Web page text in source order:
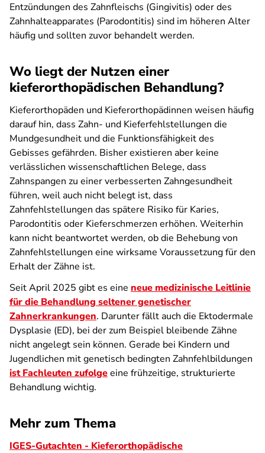
Entzündungen des Zahnfleischs (Gingivitis) oder des
Zahnhalteapparates (Parodontitis) sind im höheren Alter
häufig und sollten zuvor behandelt werden.
Wo liegt der Nutzen einer
kieferorthopädischen Behandlung?
Kieferorthopäden und Kieferorthopädinnen weisen häufig
darauf hin, dass Zahn- und Kieferfehlstellungen die
Mundgesundheit und die Funktionsfähigkeit des
Gebisses gefährden. Bisher existieren aber keine
verlässlichen wissenschaftlichen Belege, dass
Zahnspangen zu einer verbesserten Zahngesundheit
führen, weil auch nicht belegt ist, dass
Zahnfehlstellungen das spätere Risiko für Karies,
Parodontitis oder Kieferschmerzen erhöhen. Weiterhin
kann nicht beantwortet werden, ob die Behebung von
Zahnfehlstellungen eine wirksame Voraussetzung für den
Erhalt der Zähne ist.
Seit April 2025 gibt es eine neue medizinische Leitlinie
für die Behandlung seltener genetischer
Zahnerkrankungen. Darunter fällt auch die Ektodermale
Dysplasie (ED), bei der zum Beispiel bleibende Zähne
nicht angelegt sein können. Gerade bei Kindern und
Jugendlichen mit genetisch bedingten Zahnfehlbildungen
ist Fachleuten zufolgeeine frühzeitige, strukturierte
Behandlung wichtig.
Mehr zum Thema
IGES-Gutachten - Kieferorthopädische